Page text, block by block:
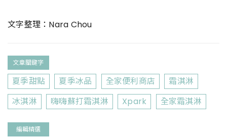
文字整理：Nara Chou
文章關鍵字
夏季甜點 夏季冰品 全家便利商店
霜淇淋
冰淇淋
嗨嗨蘇打霜淇淋 Xpark 全家霜淇淋
編輯精選